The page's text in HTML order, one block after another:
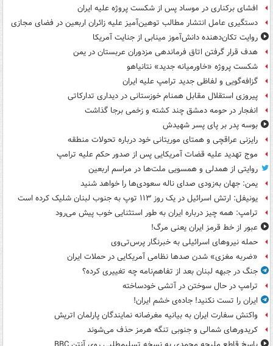
افشای برکناری در موساد پس از شکست پروژه علیه ایران
دستگیری عامل انتشار مطالب توهین‌آمیز علیه زائران اربعین در فضای مجازی
روایت تکان‌دهنده دانش‌آموز مینابی از جنایت آمریکا
هدف قرار گرفتن اتاق‌ فرماندهی مزدوران عربستان در یمن
شکست پروژه «خاورمیانه جدید» نتانیاهو
گزافه‌گویی و لفاظی جدید ترامپ علیه ایران
پیروزی استقلال مقابل همنام خوزستانی در دیداری تدارکاتی
انفجار در حومه دمشق چند کشته و زخمی برجا گذاشت
بوسه‌ پدر بر پای پسر شهیدش
رایزنی عراقچی و همتای موریتانی خود درباره تحولات منطقه
موج تهدید علیه قضات آمریکایی پس از صدور حکم علیه ترامپ
روایتی از همدلی و همسویی ملت‌ها در مراسم اربعین
یمن: جهان به‌زودی صدای ناله سعودی‌ها را خواهد شنید
یونیفل: ارتش اسرائیل در یک روز ۱۱۳ توپ به جنوب لبنان شلیک کرده است
ترامپ: همه چیز درباره ایران به طور استثنایی خوب پیش می‌رود
عبور از خط قرمز ایران یعنی مرگ!
حمله نیروهای اسرائیلی به خبرنگار پرس‌تی‌وی
«ضربه مغزی» شدن صدها نظامی آمریکایی در حملات ایران
جنگ در جبهه لبنان بعد از تفاهم‌نامه چه تغییری کرده؟
ترامپ در حال سوختن در آتشی خودساخته
ایران را تست نکنید! جاده‌ی خشم ایران!
واکنش سفارت ایران به بیانیه مغرضانه نمایندگان پارلمان اتریش
کریدورهای شمالی و جنوبی تنگه هرمز حذف می‌شوند